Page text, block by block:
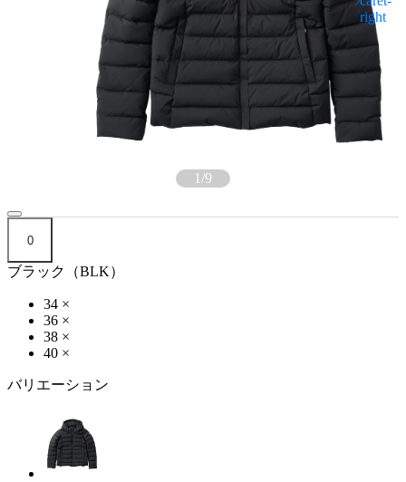
1/9
0
ブラック（BLK）
34 ×
36 ×
38 ×
40 ×
バリエーション